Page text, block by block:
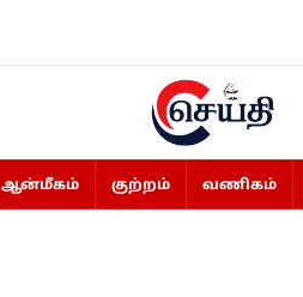
ஆன்மீகம் குற்றம் வணிகம்